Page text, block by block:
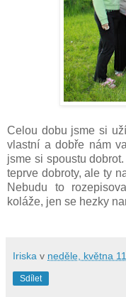
Celou dobu jsme si
vlastní a dobře nám
jsme si spoustu
teprve dobroty, ale ty
Nebudu to
koláže, jen se hezky
Iriska v neděle, května
Sdílet